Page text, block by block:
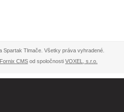
Tlmače. Všetky práva vyhradené.
CMS od spoločnosti VOXEL, s.r.o.